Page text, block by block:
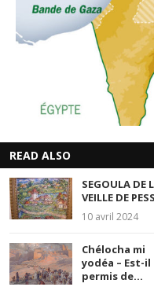
Chlocha mi
15
READ ALSO
SEGOULA DE
VEILLE DE
10 avril 2024
Chélocha mi
yodéa – Est-il
permis de...